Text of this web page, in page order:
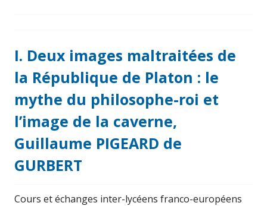
I. Deux images maltraitées de
la République de Platon : le
mythe du philosophe-roi et
l’image de la caverne,
Guillaume PIGEARD de
GURBERT
Cours et échanges inter-lycéens franco-européens